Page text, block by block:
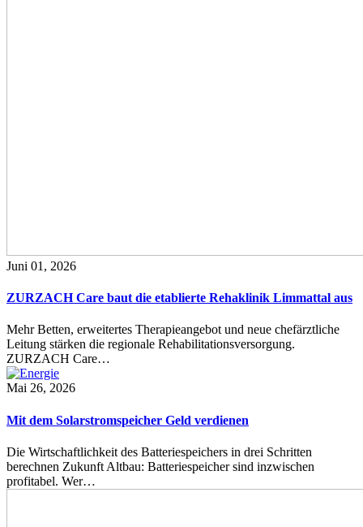
Juni 01, 2026
ZURZACH Care baut die etablierte Rehaklinik Limmattal aus
Mehr Betten, erweitertes Therapieangebot und neue chefärztliche
Leitung stärken die regionale Rehabilitationsversorgung.
ZURZACH Care…
Mai 26, 2026
Mit dem Solarstromspeicher Geld verdienen
Die Wirtschaftlichkeit des Batteriespeichers in drei Schritten
berechnen Zukunft Altbau: Batteriespeicher sind inzwischen
profitabel. Wer…